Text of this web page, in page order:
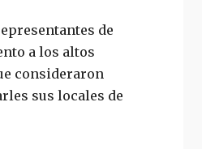
de
a los altos
consideraron
sus locales de